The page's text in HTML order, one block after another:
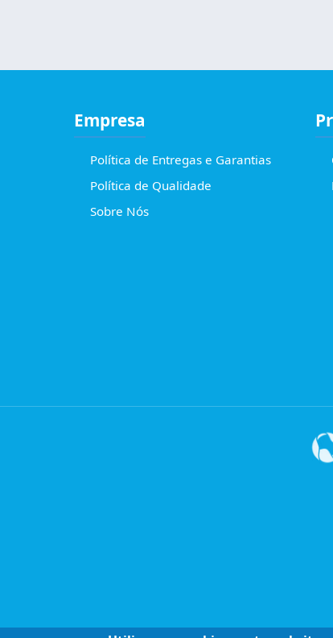
Empresa
Política de Entregas e Garantias
Política de Qualidade
Sobre Nós